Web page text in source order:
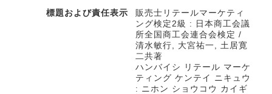
標題および責任表示
販売士リテールマーケティ
ング検定2級 : 日本商工会議
所全国商工会連合会検定 /
清水敏行, 大宮祐一, 土居寛
二共著
ハンバイシ リテール マーケ
ティング ケンテイ ニキュウ
: ニホン ショウコウ カイギ